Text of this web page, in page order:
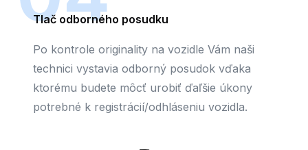
Tlač odborného posudku
Po kontrole originality na vozidle Vám naši
technici vystavia odborný posudok vďaka
ktorému budete môcť urobiť ďaľšie úkony
potrebné k registrácií/odhláseniu vozidla.